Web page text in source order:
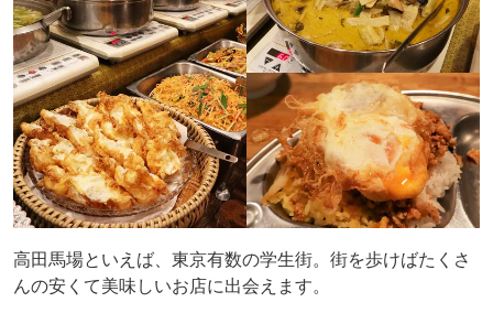
高田馬場といえば、東京有数の学生街。街を歩けばたくさ
んの安くて美味しいお店に出会えます。